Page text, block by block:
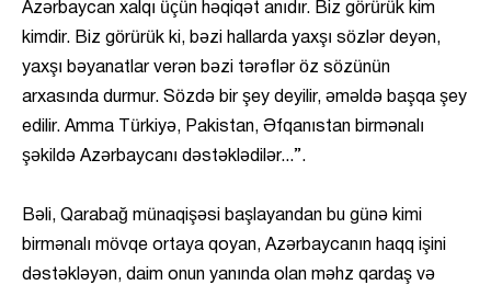
Azərbaycan xalqı üçün həqiqət anıdır. Biz görürük kim
kimdir. Biz görürük ki, bəzi hallarda yaxşı sözlər deyən,
yaxşı bəyanatlar verən bəzi tərəflər öz sözünün
arxasında durmur. Sözdə bir şey deyilir, əməldə başqa şey
edilir. Amma Türkiyə, Pakistan, Əfqanıstan birmənalı
şəkildə Azərbaycanı dəstəklədilər...”.
Bəli, Qarabağ münaqişəsi başlayandan bu günə kimi
birmənalı mövqe ortaya qoyan, Azərbaycanın haqq işini
dəstəkləyən, daim onun yanında olan məhz qardaş və